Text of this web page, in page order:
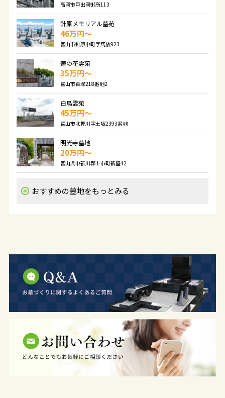
高岡市戸出岡御所113
針原メモリアル墓苑
46万円〜
富山市針原中町字馬放923
蓮の花霊苑
35万円〜
富山市百塚218番地2
白鳥霊苑
45万円〜
富山市北押川字土坂2393番地
明光寺墓地
20万円〜
富山県中新川郡上市町新屋42
おすすめの墓地をもっとみる